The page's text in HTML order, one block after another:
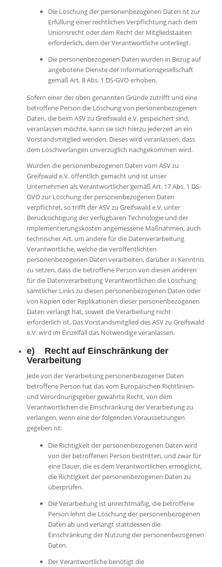
Die Löschung der personenbezogenen Daten ist zur
Erfüllung einer rechtlichen Verpflichtung nach dem
Unionsrecht oder dem Recht der Mitgliedstaaten
erforderlich, dem der Verantwortliche unterliegt.
Die personenbezogenen Daten wurden in Bezug auf
angebotene Dienste der Informationsgesellschaft
gemäß Art. 8 Abs. 1 DS-GVO erhoben.
Sofern einer der oben genannten Gründe zutrifft und eine
betroffene Person die Löschung von personenbezogenen
Daten, die beim ASV zu Greifswald e.V. gespeichert sind,
veranlassen möchte, kann sie sich hierzu jederzeit an ein
Vorstandsmitglied wenden. Dieses wird veranlassen, dass
dem Löschverlangen unverzüglich nachgekommen wird.
Wurden die personenbezogenen Daten vom ASV zu
Greifswald e.V. öffentlich gemacht und ist unser
Unternehmen als Verantwortlicher gemäß Art. 17 Abs. 1 DS-
GVO zur Löschung der personenbezogenen Daten
verpflichtet, so trifft der ASV zu Greifswald e.V. unter
Berücksichtigung der verfügbaren Technologie und der
Implementierungskosten angemessene Maßnahmen, auch
technischer Art, um andere für die Datenverarbeitung
Verantwortliche, welche die veröffentlichten
personenbezogenen Daten verarbeiten, darüber in Kenntnis
zu setzen, dass die betroffene Person von diesen anderen
für die Datenverarbeitung Verantwortlichen die Löschung
sämtlicher Links zu diesen personenbezogenen Daten oder
von Kopien oder Replikationen dieser personenbezogenen
Daten verlangt hat, soweit die Verarbeitung nicht
erforderlich ist. Das Vorstandsmitglied des ASV zu Greifswald
e.V. wird im Einzelfall das Notwendige veranlassen.
e) Recht auf Einschränkung der
Verarbeitung
Jede von der Verarbeitung personenbezogener Daten
betroffene Person hat das vom Europäischen Richtlinien-
und Verordnungsgeber gewährte Recht, von dem
Verantwortlichen die Einschränkung der Verarbeitung zu
verlangen, wenn eine der folgenden Voraussetzungen
gegeben ist:
Die Richtigkeit der personenbezogenen Daten wird
von der betroffenen Person bestritten, und zwar für
eine Dauer, die es dem Verantwortlichen ermöglicht,
die Richtigkeit der personenbezogenen Daten zu
überprüfen.
Die Verarbeitung ist unrechtmäßig, die betroffene
Person lehnt die Löschung der personenbezogenen
Daten ab und verlangt stattdessen die
Einschränkung der Nutzung der personenbezogenen
Daten.
Der Verantwortliche benötigt die